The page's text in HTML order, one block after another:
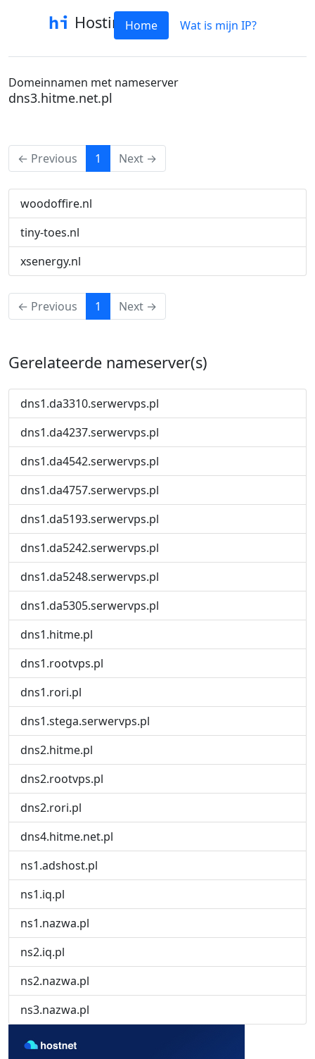
HostinfoHome Wat is mijn IP?
Domeinnamen met nameserver
dns3.hitme.net.pl
← Previous 1 (current)
Next →
woodoffire.nl
tiny-toes.nl
xsenergy.nl
← Previous 1 (current)
Next →
Gerelateerde nameserver(s)
dns1.da3310.serwervps.pl
dns1.da4237.serwervps.pl
dns1.da4542.serwervps.pl
dns1.da4757.serwervps.pl
dns1.da5193.serwervps.pl
dns1.da5242.serwervps.pl
dns1.da5248.serwervps.pl
dns1.da5305.serwervps.pl
dns1.hitme.pl
dns1.rootvps.pl
dns1.rori.pl
dns1.stega.serwervps.pl
dns2.hitme.pl
dns2.rootvps.pl
dns2.rori.pl
dns4.hitme.net.pl
ns1.adshost.pl
ns1.iq.pl
ns1.nazwa.pl
ns2.iq.pl
ns2.nazwa.pl
ns3.nazwa.pl